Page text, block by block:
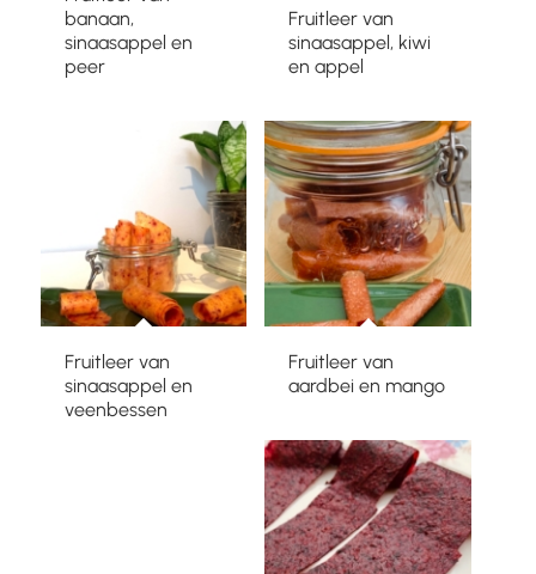
banaan,
sinaasappel en
peer
Fruitleer van
sinaasappel, kiwi
en appel
Fruitleer van
sinaasappel en
veenbessen
Fruitleer van
aardbei en mango